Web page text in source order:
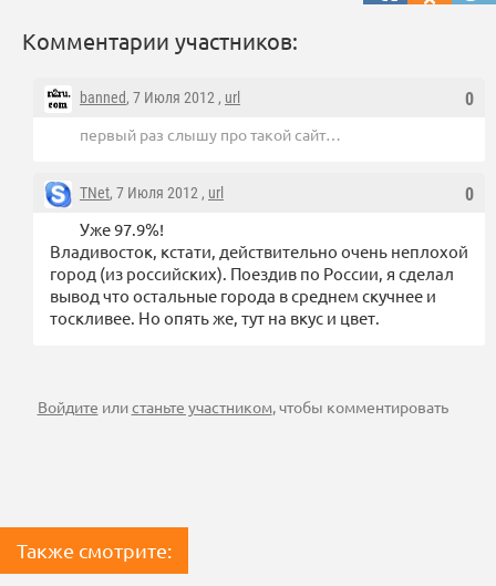
Комментарии участников:
0
banned, 7 Июля 2012 , url
первый раз слышу про такой сайт…
0
TNet, 7 Июля 2012 , url
Уже 97.9%!
Владивосток, кстати, действительно очень неплохой
город (из российских). Поездив по России, я сделал
вывод что остальные города в среднем скучнее и
тоскливее. Но опять же, тут на вкус и цвет.
Войдите илистаньте участником, чтобы комментировать
Также смотрите: